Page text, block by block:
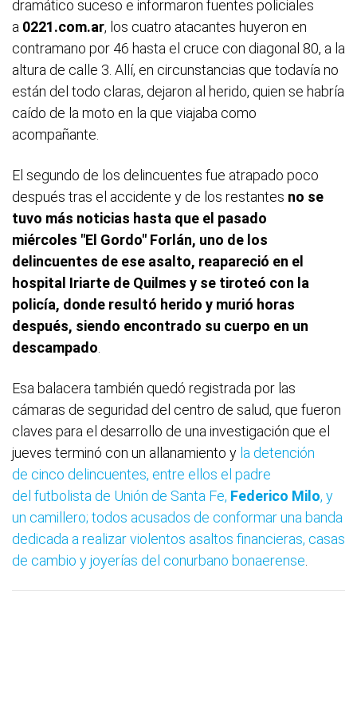
dramático suceso e informaron fuentes policiales
a 0221.com.ar, los cuatro atacantes huyeron en
contramano por 46 hasta el cruce con diagonal 80, a la
altura de calle 3. Allí, en circunstancias que todavía no
están del todo claras, dejaron al herido, quien se habría
caído de la moto en la que viajaba como
acompañante.
El segundo de los delincuentes fue atrapado poco
después tras el accidente y de los restantes no se
tuvo más noticias hasta que el pasado
miércoles "El Gordo" Forlán, uno de los
delincuentes de ese asalto, reapareció en el
hospital Iriarte de Quilmes y se tiroteó con la
policía, donde resultó herido y murió horas
después, siendo encontrado su cuerpo en un
descampado.
Esa balacera también quedó registrada por las
cámaras de seguridad del centro de salud, que fueron
claves para el desarrollo de una investigación que el
jueves terminó con un allanamiento y la detención
de cinco delincuentes, entre ellos el padre
del futbolista de Unión de Santa Fe, Federico Milo, y
un camillero; todos acusados de conformar una banda
dedicada a realizar violentos asaltos financieras, casas
de cambio y joyerías del conurbano bonaerense.